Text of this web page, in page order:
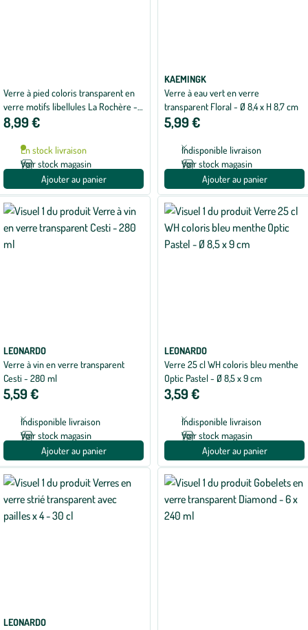
Verre à pied coloris transparent en
verre motifs libellules La Rochère -
28 cl
8,99 €
En stock livraison
Voir stock magasin
Ajouter au panier
KAEMINGK
Verre à eau vert en verre
transparent Floral - Ø 8,4 x H 8,7 cm
5,99 €
Indisponible livraison
Voir stock magasin
Ajouter au panier
LEONARDO
Verre à vin en verre transparent
Cesti - 280 ml
5,59 €
Indisponible livraison
Voir stock magasin
Ajouter au panier
LEONARDO
Verre 25 cl WH coloris bleu menthe
Optic Pastel - Ø 8,5 x 9 cm
3,59 €
Indisponible livraison
Voir stock magasin
Ajouter au panier
LEONARDO